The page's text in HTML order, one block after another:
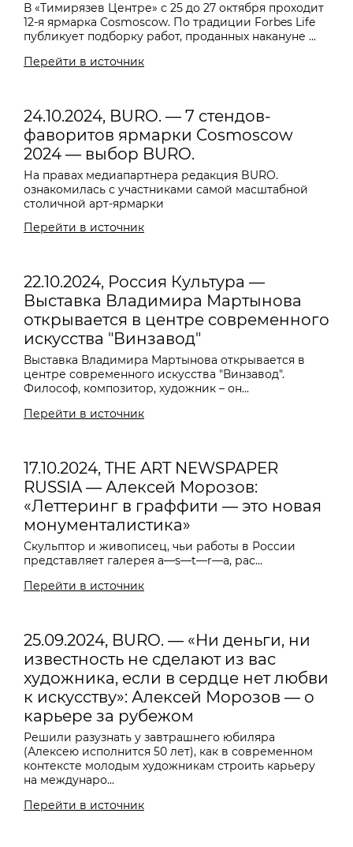
В «Тимирязев Центре» с 25 до 27 октября проходит
12-я ярмарка Cosmoscow. По традиции Forbes Life
публикует подборку работ, проданных накануне ...
Перейти в источник
24.10.2024, BURO. — 7 стендов-
фаворитов ярмарки Cosmoscow
2024 — выбор BURO.
На правах медиапартнера редакция BURO.
ознакомилась с участниками самой масштабной
столичной арт-ярмарки
Перейти в источник
22.10.2024, Россия Культура —
Выставка Владимира Мартынова
открывается в центре современного
искусства "Винзавод"
Выставка Владимира Мартынова открывается в
центре современного искусства "Винзавод".
Философ, композитор, художник – он...
Перейти в источник
17.10.2024, THE ART NEWSPAPER
RUSSIA — Алексей Морозов:
«Леттеринг в граффити — это новая
монументалистика»
Скульптор и живописец, чьи работы в России
представляет галерея a—s—t—r—a, рас...
Перейти в источник
25.09.2024, BURO. — «Ни деньги, ни
известность не сделают из вас
художника, если в сердце нет любви
к искусству»: Алексей Морозов — о
карьере за рубежом
Решили разузнать у завтрашнего юбиляра
(Алексею исполнится 50 лет), как в современном
контексте молодым художникам строить карьеру
на междунаро...
Перейти в источник